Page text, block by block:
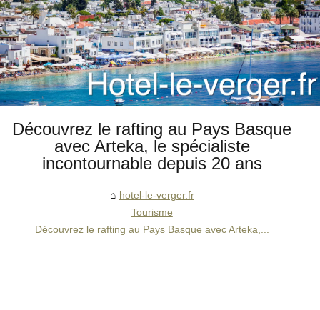
Découvrez le rafting au Pays Basque
avec Arteka, le spécialiste
incontournable depuis 20 ans
hotel-le-verger.fr
Tourisme
Découvrez le rafting au Pays Basque avec Arteka,...